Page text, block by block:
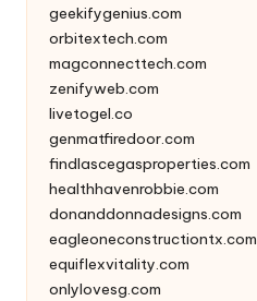
geekifygenius.com
orbitextech.com
magconnecttech.com
zenifyweb.com
livetogel.co
genmatfiredoor.com
findlascegasproperties.com
healthhavenrobbie.com
donanddonnadesigns.com
eagleoneconstructiontx.com
equiflexvitality.com
onlylovesg.com